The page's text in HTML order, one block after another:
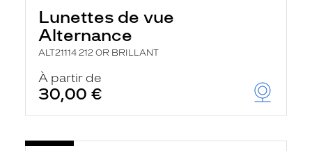
Lunettes de vue
Alternance
ALT21114 212 OR BRILLANT
À partir de
30,00 €